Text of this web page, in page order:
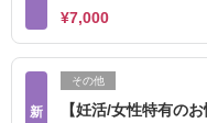
¥7,000
新
その他
【妊活/女性特有の